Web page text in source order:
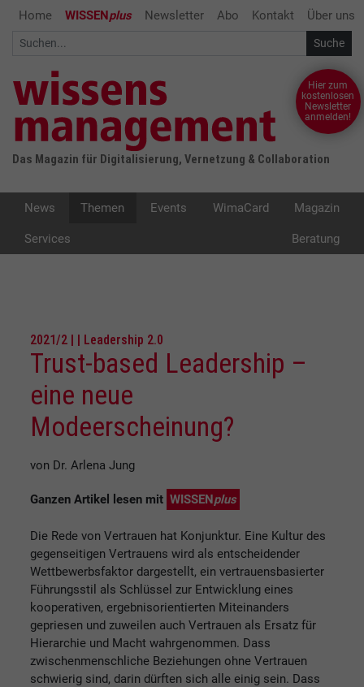
Home WISSENplus Newsletter Abo Kontakt Über uns
Das Magazin für Digitalisierung, Vernetzung & Collaboration
Hier zum
kostenlosen
Newsletter
anmelden!
News Themen Events WimaCard Magazin
Services Beratung
2021/2 | | Leadership 2.0
Trust-based Leadership –
eine neue
Modeerscheinung?
von Dr. Arlena Jung
Ganzen Artikel lesen mit WISSENplus
Die Rede von Vertrauen hat Konjunktur. Eine Kultur des
gegenseitigen Vertrauens wird als entscheidender
Wettbewerbsfaktor dargestellt, ein vertrauensbasierter
Führungsstil als Schlüssel zur Entwicklung eines
kooperativen, ergebnisorientierten Miteinanders
gepriesen und zuweilen auch Vertrauen als Ersatz für
Hierarchie und Macht wahrgenommen. Dass
zwischenmenschliche Beziehungen ohne Vertrauen
schwierig sind, darin dürften sich alle einig sein. Dass